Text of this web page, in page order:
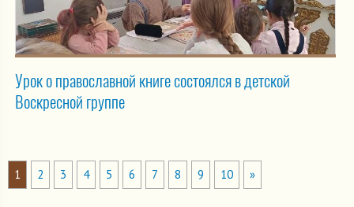
Урок о православной книге состоялся в детской
Воскресной группе
1 2 3 4 5 6 7 8 9 10 »